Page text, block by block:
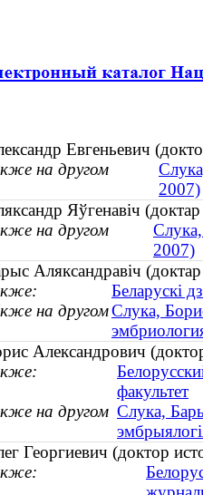
Евгеньевич
на другом
2007)
Яўгенавіч
на другом
2007)
Аляксандравіч
Беларускі
на другомСлука,
Александрович
факультет
на другом Слука,
Георгиевич (доктор